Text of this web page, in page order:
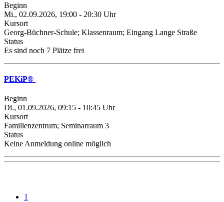
Beginn
Mi., 02.09.2026, 19:00 - 20:30 Uhr
Kursort
Georg-Büchner-Schule; Klassenraum; Eingang Lange Straße
Status
Es sind noch 7 Plätze frei
PEKiP®
Beginn
Di., 01.09.2026, 09:15 - 10:45 Uhr
Kursort
Familienzentrum; Seminarraum 3
Status
Keine Anmeldung online möglich
1